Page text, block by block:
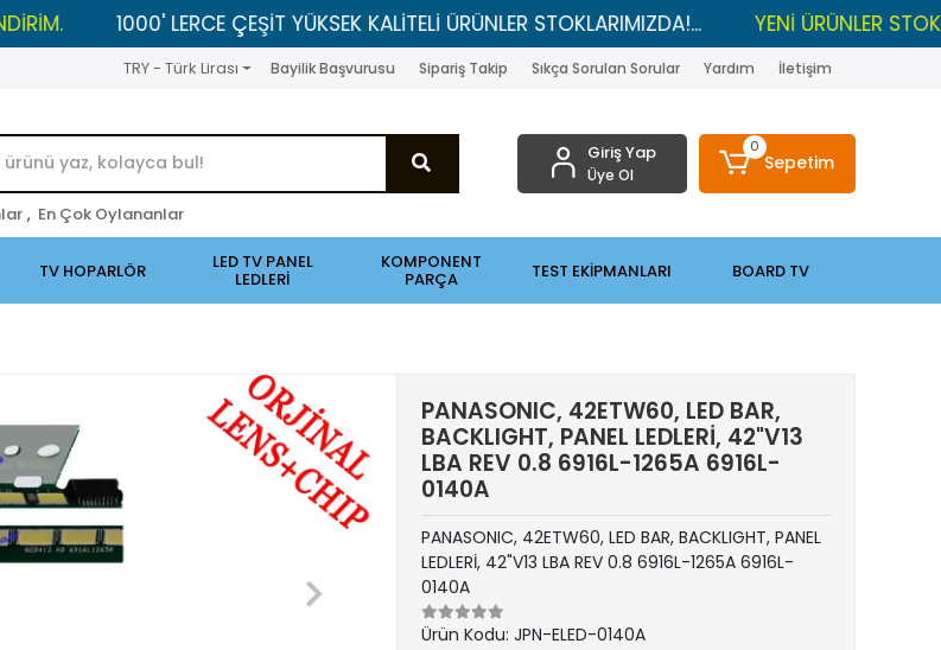
1000' LERCE ÇEŞİT YÜKSEK KALİTELİ ÜRÜNLER STOKLARIMIZDA!... YENİ ÜRÜNLER STOKLARDA
TRY - Türk Lirası Bayilik Başvurusu Sipariş Takip Sıkça Sorulan Sorular Yardım İletişim
, En Çok Oylananlar
Giriş Yap
Üye Ol
0
Sepetim
TV HOPARLÖR LED TV PANEL
LEDLERİ
KOMPONENT
PARÇA TEST EKİPMANLARI BOARD TV
PANASONIC, 42ETW60, LED BAR,
BACKLIGHT, PANEL LEDLERİ, 42"V13
LBA REV 0.8 6916L-1265A 6916L-
0140A
PANASONIC, 42ETW60, LED BAR, BACKLIGHT, PANEL
LEDLERİ, 42"V13 LBA REV 0.8 6916L-1265A 6916L-
0140A
Ürün Kodu: JPN-ELED-0140A